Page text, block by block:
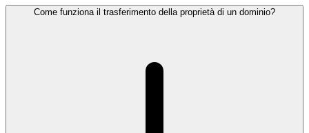
Come funziona il trasferimento della proprietà di un dominio?